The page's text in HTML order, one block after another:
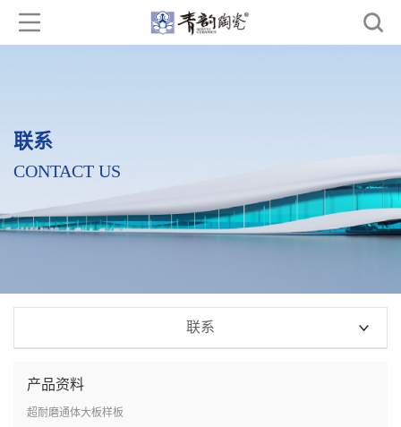
联系
CONTACT US
联系
产品资料
超耐磨通体大板样板